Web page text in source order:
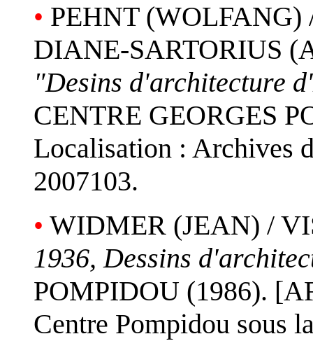
• PEHNT
DIANE-SARTORIUS
"Desins d'architecture
CENTRE GEORGES
Localisation : Archives
2007103.
• WIDMER (JEAN) /
1936, Dessins
POMPIDOU (1986).
Centre Pompidou sous